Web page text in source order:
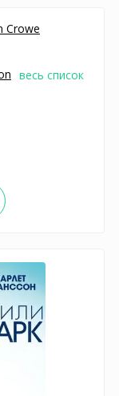
Crowe
весь список